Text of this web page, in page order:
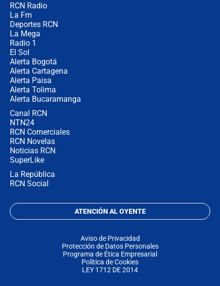
RCN Radio
La Fm
Deportes RCN
La Mega
Radio 1
El Sol
Alerta Bogotá
Alerta Cartagena
Alerta Paisa
Alerta Tolima
Alerta Bucaramanga
Canal RCN
NTN24
RCN Comerciales
RCN Novelas
Noticias RCN
SuperLike
La República
RCN Social
ATENCIÓN AL OYENTE
Aviso de Privacidad
Protección de Datos Personales
Programa de Ética Empresarial
Política de Cookies
LEY 1712 DE 2014